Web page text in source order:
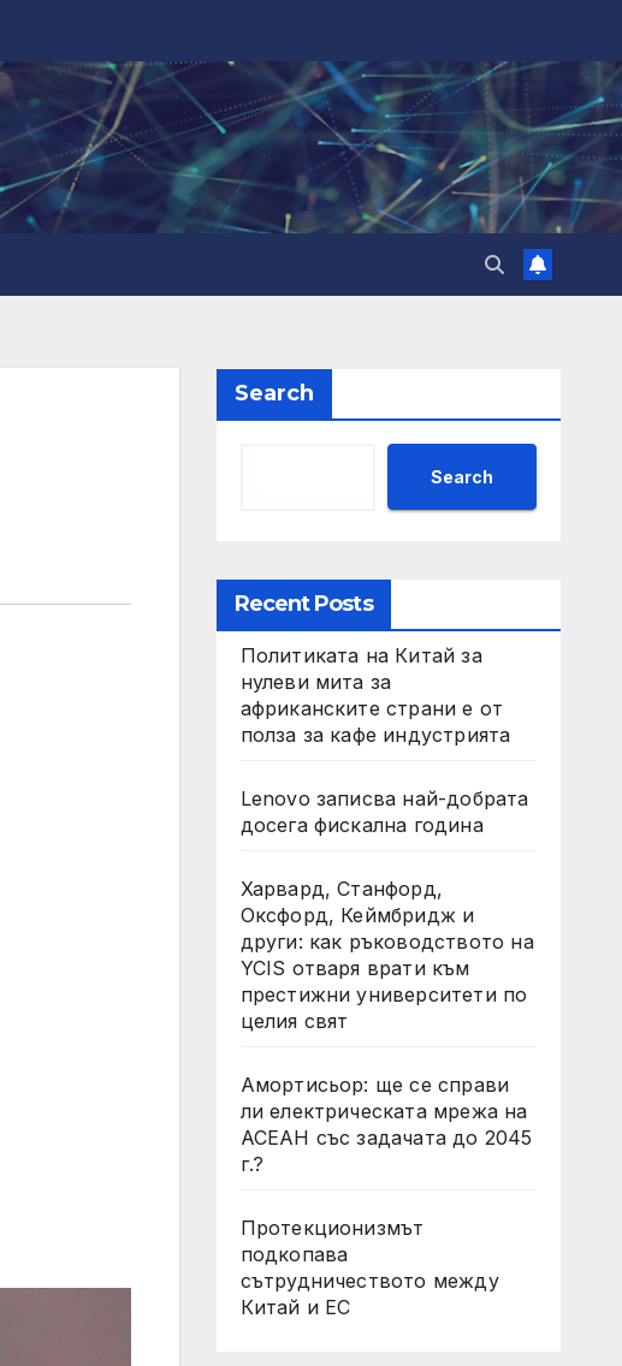
Search
Search
Recent Posts
Политиката на Китай за
нулеви мита за
африканските страни е от
полза за кафе индустрията
Lenovo записва най-добрата
досега фискална година
Харвард, Станфорд,
Оксфорд, Кеймбридж и
други: как ръководството на
YCIS отваря врати към
престижни университети по
целия свят
Амортисьор: ще се справи
ли електрическата мрежа на
АСЕАН със задачата до 2045
г.?
Протекционизмът
подкопава
сътрудничеството между
Китай и ЕС